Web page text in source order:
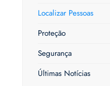
Localizar Pessoas
Proteção
Segurança
Últimas Notícias